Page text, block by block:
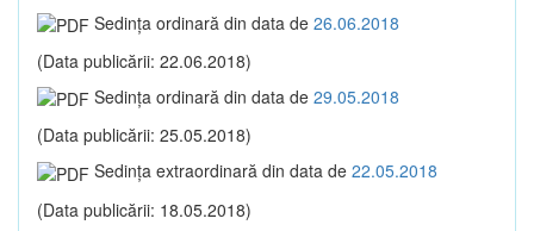
Sedinţa ordinară din data de 26.06.2018
(Data publicării: 22.06.2018)
Sedinţa ordinară din data de 29.05.2018
(Data publicării: 25.05.2018)
Sedinţa extraordinară din data de 22.05.2018
(Data publicării: 18.05.2018)